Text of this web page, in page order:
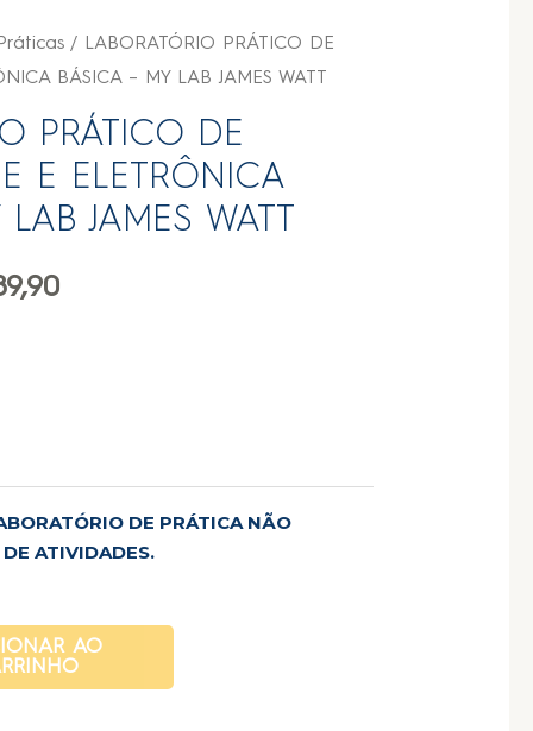
/ LABORATÓRIO PRÁTICO DE
BÁSICA – MY LAB JAMES WATT
PRÁTICO DE
E ELETRÔNICA
JAMES WATT
DE PRÁTICA NÃO
ATIVIDADES.
AO